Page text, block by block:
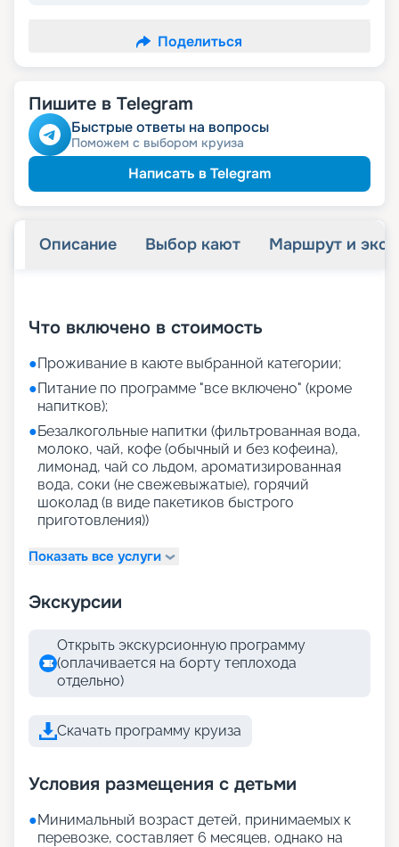
Поделиться
Пишите в Telegram
Быстрые ответы на вопросы
Поможем с выбором круиза
Написать в Telegram
Описание Выбор кают Маршрут и
Что включено в стоимость
●Проживание в каюте выбранной категории;
●Питание по программе "все включено" (кроме
напитков);
●Безалкогольные напитки (фильтрованная вода,
молоко, чай, кофе (обычный и без кофеина),
лимонад, чай со льдом, ароматизированная
вода, соки (не свежевыжатые), горячий
шоколад (в виде пакетиков быстрого
приготовления))
Показать все услуги
Экскурсии
Открыть экскурсионную программу
(оплачивается на борту теплохода
отдельно)
Скачать программу круиза
Условия размещения с детьми
●Минимальный возраст детей, принимаемых к
перевозке, составляет 6 месяцев, однако на